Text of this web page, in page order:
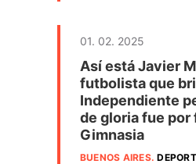
01. 02. 2025
Así está Javier
futbolista que
Independiente
de gloria fue por
Gimnasia
BUENOS AIRES.